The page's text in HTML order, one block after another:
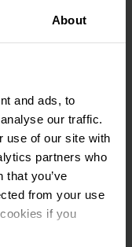
About
and ads, to
our traffic.
use of our site with
partners who
that you’ve
from your use
if you
pionera de
eléctrica manejada
host.
basada en una
Gracias al
timón atiende
ocho tuberías y
software de
que se